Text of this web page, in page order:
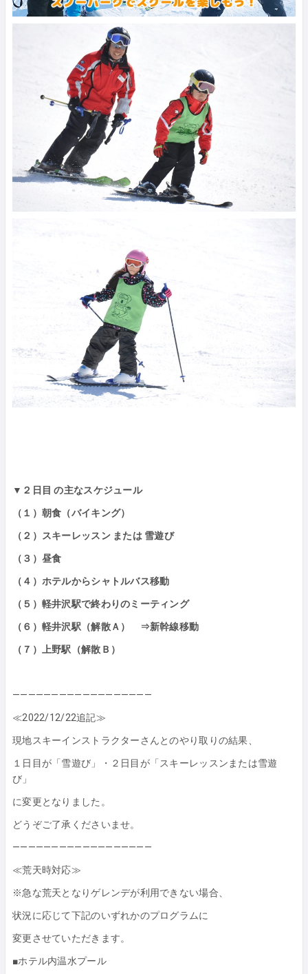
▼２日目 の主なスケジュール
（１）朝食（バイキング）
（２）スキーレッスン または 雪遊び
（３）昼食
（４）ホテルからシャトルバス移動
（５）軽井沢駅で終わりのミーティング
（６）軽井沢駅（解散Ａ） ⇒新幹線移動
（７）上野駅（解散Ｂ）
——————————————————
≪2022/12/22追記≫
現地スキーインストラクターさんとのやり取りの結果、
１日目が「雪遊び」・２日目が「スキーレッスンまたは雪遊
び」
に変更となりました。
どうぞご了承くださいませ。
——————————————————
≪荒天時対応≫
※急な荒天となりゲレンデが利用できない場合、
状況に応じて下記のいずれかのプログラムに
変更させていただきます。
■ホテル内温水プール